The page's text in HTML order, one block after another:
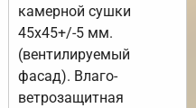
камерной сушки
45х45+/-5 мм.
(вентилируемый
фасад). Влаго-
ветрозащитная